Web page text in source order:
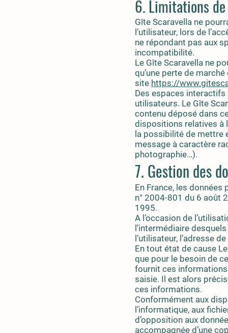
6. Limitations
Gîte Scaravella ne
l’utilisateur, lors de
ne répondant pas aux
incompatibilité.
Le Gîte Scaravella ne
qu’une perte de
site https://
Des espaces
utilisateurs. Le Gîte
contenu déposé dans
dispositions relatives à
la possibilité de mettre
message à caractère
photographie…).
7. Gestion des
En France, les
n° 2004-801 du 6 août
1995.
A l’occasion de
l’intermédiaire
l’utilisateur, l’adresse
En tout état de cause
que pour le besoin de
fournit ces informations
saisie. Il est alors
ces informations.
Conformément aux
l’informatique, aux
d’opposition aux
accompagnée d’une